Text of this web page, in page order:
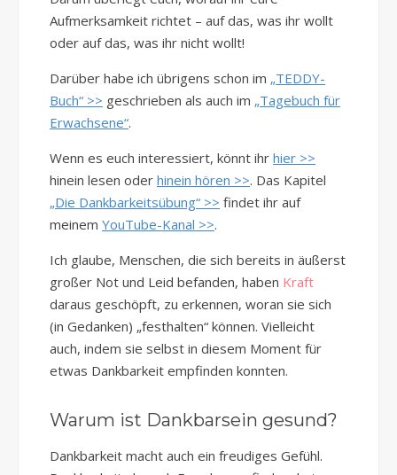
Aufmerksamkeit richtet – auf das, was ihr wollt
oder auf das, was ihr nicht wollt!
Darüber habe ich übrigens schon im „TEDDY-
Buch“ >> geschrieben als auch im „Tagebuch für
Erwachsene“.
Wenn es euch interessiert, könnt ihr hier >>
hinein lesen oder hinein hören >>. Das Kapitel
„Die Dankbarkeitsübung“ >> findet ihr auf
meinem YouTube-Kanal >>.
Ich glaube, Menschen, die sich bereits in äußerst
großer Not und Leid befanden, haben Kraft
daraus geschöpft, zu erkennen, woran sie sich
(in Gedanken) „festhalten“ können. Vielleicht
auch, indem sie selbst in diesem Moment für
etwas Dankbarkeit empfinden konnten.
Warum ist Dankbarsein gesund?
Dankbarkeit macht auch ein freudiges Gefühl.